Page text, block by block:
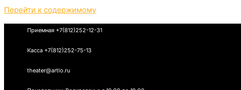
Перейти к содержимому
Приемная +7(812)252-12-31
Касса +7(812)252-75-13
theater@artlo.ru